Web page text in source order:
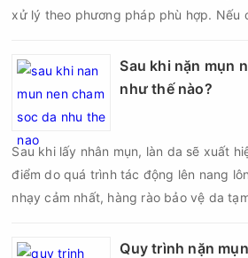
xử lý theo phương pháp phù hợp. Nếu
mụn không đúng chỉ định, bạn có thể
nên nghiêm trọng hơn, làm tăng nguy
thâm hoặc sẹo khó phục hồi.
Sau khi nặn mụn
như thế nào?
Sau khi lấy nhân mụn, làn da sẽ xuất
điểm do quá trình tác động lên nang
nhạy cảm nhất, hàng rào bảo vệ da
nếu chăm sóc không đúng cách. Chính
Quy trình nặn